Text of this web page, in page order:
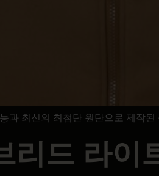
과 최신의 최첨단 원단으로 제작
리드 라이